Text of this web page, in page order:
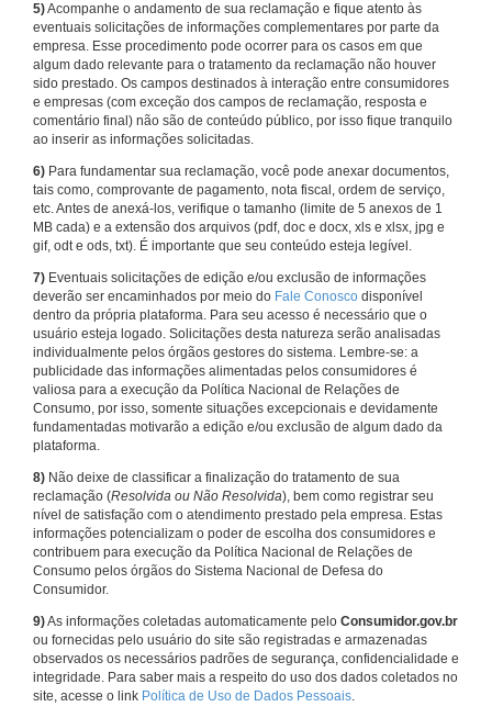
5)Acompanhe o andamento de sua reclamação e fique atento às
eventuais solicitações de informações complementares por parte da
empresa. Esse procedimento pode ocorrer para os casos em que
algum dado relevante para o tratamento da reclamação não houver
sido prestado. Os campos destinados à interação entre consumidores
e empresas (com exceção dos campos de reclamação, resposta e
comentário final) não são de conteúdo público, por isso fique tranquilo
ao inserir as informações solicitadas.
6) Para fundamentar sua reclamação, você pode anexar documentos,
tais como, comprovante de pagamento, nota fiscal, ordem de serviço,
etc. Antes de anexá-los, verifique o tamanho (limite de 5 anexos de 1
MB cada) e a extensão dos arquivos (pdf, doc e docx, xls e xlsx, jpg e
gif, odt e ods, txt). É importante que seu conteúdo esteja legível.
7) Eventuais solicitações de edição e/ou exclusão de informações
deverão ser encaminhados por meio do Fale Conosco disponível
dentro da própria plataforma. Para seu acesso é necessário que o
usuário esteja logado. Solicitações desta natureza serão analisadas
individualmente pelos órgãos gestores do sistema. Lembre-se: a
publicidade das informações alimentadas pelos consumidores é
valiosa para a execução da Política Nacional de Relações de
Consumo, por isso, somente situações excepcionais e devidamente
fundamentadas motivarão a edição e/ou exclusão de algum dado da
plataforma.
8) Não deixe de classificar a finalização do tratamento de sua
reclamação (Resolvida ou Não Resolvida), bem como registrar seu
nível de satisfação com o atendimento prestado pela empresa. Estas
informações potencializam o poder de escolha dos consumidores e
contribuem para execução da Política Nacional de Relações de
Consumo pelos órgãos do Sistema Nacional de Defesa do
Consumidor.
9)As informações coletadas automaticamente pelo Consumidor.gov.br
ou fornecidas pelo usuário do site são registradas e armazenadas
observados os necessários padrões de segurança, confidencialidade e
integridade. Para saber mais a respeito do uso dos dados coletados no
site, acesse o link Política de Uso de Dados Pessoais.